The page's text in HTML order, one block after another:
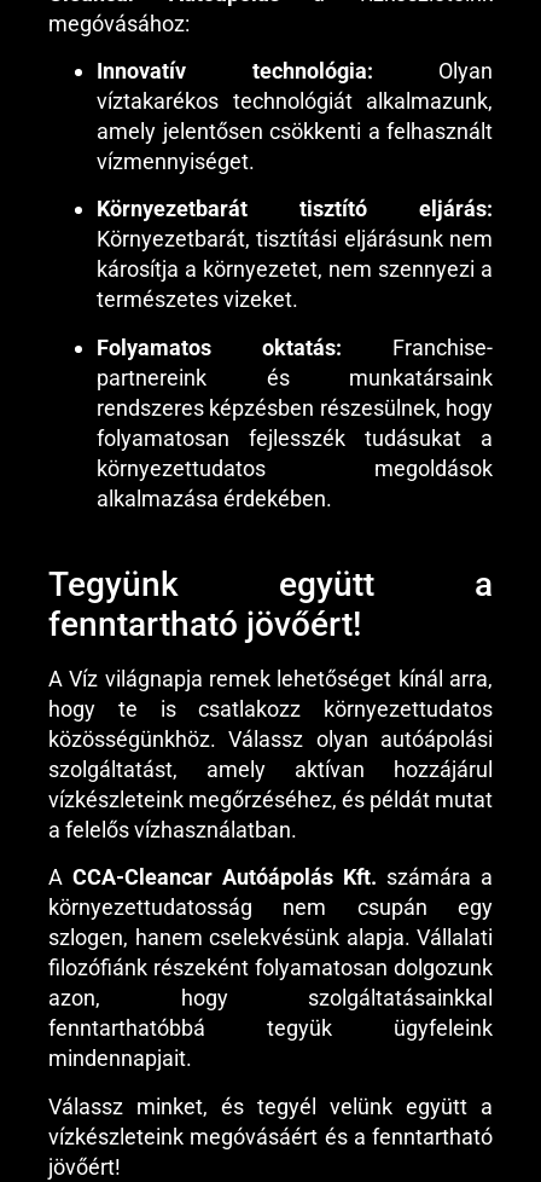
megóvásához:
Innovatív technológia: Olyan
víztakarékos technológiát alkalmazunk,
amely jelentősen csökkenti a felhasznált
vízmennyiséget.
Környezetbarát tisztító eljárás:
Környezetbarát, tisztítási eljárásunk nem
károsítja a környezetet, nem szennyezi a
természetes vizeket.
Folyamatos oktatás: Franchise-
partnereink és munkatársaink
rendszeres képzésben részesülnek, hogy
folyamatosan fejlesszék tudásukat a
környezettudatos megoldások
alkalmazása érdekében.
Tegyünk együtt a
fenntartható jövőért!
A Víz világnapja remek lehetőséget kínál arra,
hogy te is csatlakozz környezettudatos
közösségünkhöz. Válassz olyan autóápolási
szolgáltatást, amely aktívan hozzájárul
vízkészleteink megőrzéséhez, és példát mutat
a felelős vízhasználatban.
A CCA-Cleancar Autóápolás Kft. számára a
környezettudatosság nem csupán egy
szlogen, hanem cselekvésünk alapja. Vállalati
filozófiánk részeként folyamatosan dolgozunk
azon, hogy szolgáltatásainkkal
fenntarthatóbbá tegyük ügyfeleink
mindennapjait.
Válassz minket, és tegyél velünk együtt a
vízkészleteink megóvásáért és a fenntartható
jövőért!